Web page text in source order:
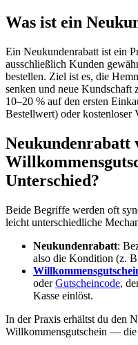
Was ist ein
Ein Neukundenrabatt ist ein
ausschließlich Kunden
bestellen. Ziel ist es, die
senken und neue Kundschaft
10–20 % auf den ersten
Bestellwert) oder kostenloser
Neukundenrabatt
Unterschied?
Beide Begriffe werden oft
leicht unterschiedliche
Neukundenrabatt:
also die Kondition (z.
oderGutscheincode,
Kasse einlöst.
In der Praxis erhältst du den
Willkommensgutschein — die